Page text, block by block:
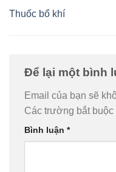
Thuốc bổ khí
Để lại một bình
Email của bạn sẽ
Các trường bắt
Bình luận *